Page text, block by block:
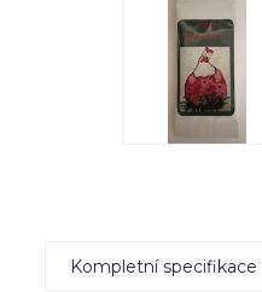
Kompletní specifikace